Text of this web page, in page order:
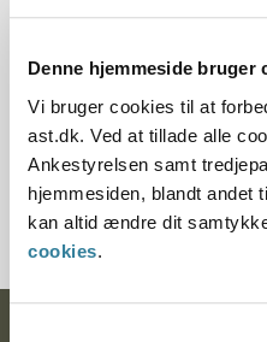
Denne hjemmeside bruger
Vi bruger cookies til at
ast.dk. Ved at tillade alle
Ankestyrelsen samt
hjemmesiden, blandt andet
kan altid ændre dit
cookies.
Journalnummer
2100220-10